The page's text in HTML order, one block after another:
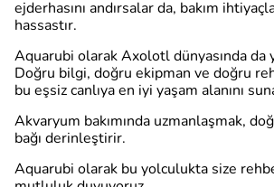
ejderhasını andırsalar da, bakım
hassastır.
Aquarubi olarak Axolotl dünyasında da
Doğru bilgi, doğru ekipman ve doğru
bu eşsiz canlıya en iyi yaşam alanını
Akvaryum bakımında uzmanlaşmak,
bağı derinleştirir.
Aquarubi olarak bu yolculukta size